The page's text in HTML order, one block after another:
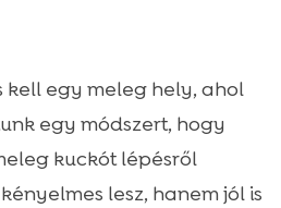
kell egy meleg hely, ahol
egy módszert, hogy
kuckót lépésről
lesz, hanem jól is